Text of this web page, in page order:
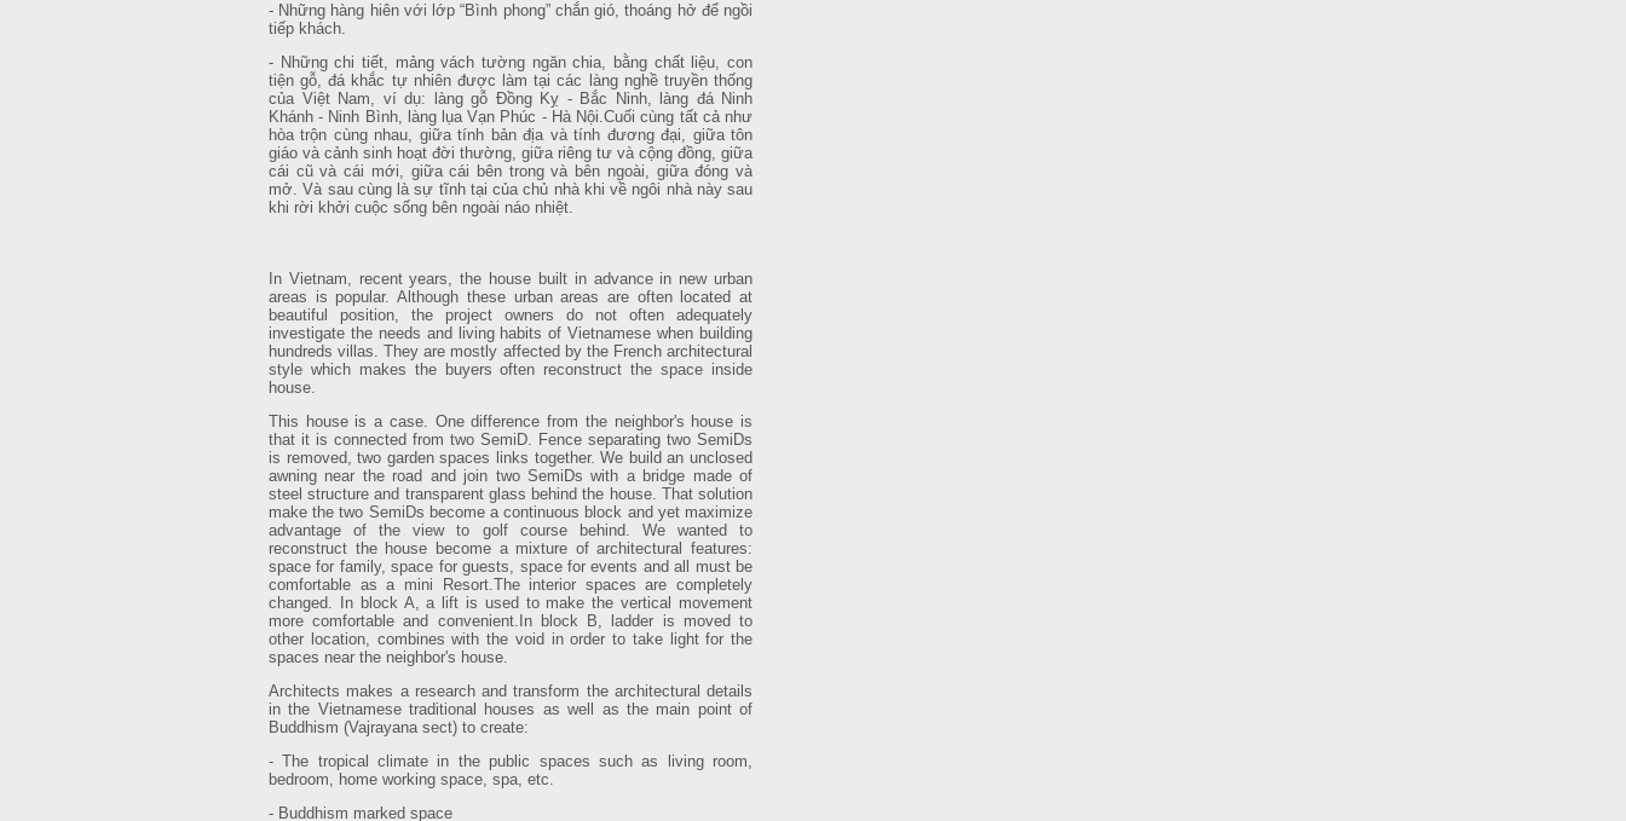
- Những hàng hiên với lớp “Bình phong” chắn gió, thoáng hở để ngồi
tiếp khách.
- Những chi tiết, mảng vách tường ngăn chia, bằng chất liệu, con
tiện gỗ, đá khắc tự nhiên được làm tại các làng nghề truyền thống
của Việt Nam, ví dụ: làng gỗ Đồng Kỵ - Bắc Ninh, làng đá Ninh
Khánh - Ninh Bình, làng lụa Vạn Phúc - Hà Nội.Cuối cùng tất cả như
hòa trộn cùng nhau, giữa tính bản địa và tính đương đại, giữa tôn
giáo và cảnh sinh hoạt đời thường, giữa riêng tư và cộng đồng, giữa
cái cũ và cái mới, giữa cái bên trong và bên ngoài, giữa đóng và
mở. Và sau cùng là sự tĩnh tại của chủ nhà khi về ngôi nhà này sau
khi rời khởi cuộc sống bên ngoài náo nhiệt.
In Vietnam, recent years, the house built in advance in new urban
areas is popular. Although these urban areas are often located at
beautiful position, the project owners do not often adequately
investigate the needs and living habits of Vietnamese when building
hundreds villas. They are mostly affected by the French architectural
style which makes the buyers often reconstruct the space inside
house.
This house is a case. One difference from the neighbor's house is
that it is connected from two SemiD. Fence separating two SemiDs
is removed, two garden spaces links together. We build an unclosed
awning near the road and join two SemiDs with a bridge made of
steel structure and transparent glass behind the house. That solution
make the two SemiDs become a continuous block and yet maximize
advantage of the view to golf course behind. We wanted to
reconstruct the house become a mixture of architectural features:
space for family, space for guests, space for events and all must be
comfortable as a mini Resort.The interior spaces are completely
changed. In block A, a lift is used to make the vertical movement
more comfortable and convenient.In block B, ladder is moved to
other location, combines with the void in order to take light for the
spaces near the neighbor's house.
Architects makes a research and transform the architectural details
in the Vietnamese traditional houses as well as the main point of
Buddhism (Vajrayana sect) to create:
- The tropical climate in the public spaces such as living room,
bedroom, home working space, spa, etc.
- Buddhism marked space